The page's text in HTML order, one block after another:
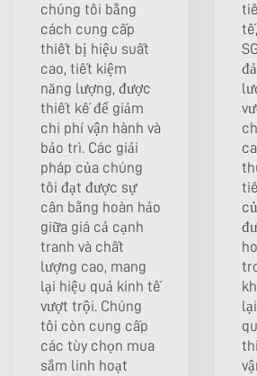
chúng tôi bằng
cách cung cấp
thiết bị hiệu suất
cao, tiết kiệm
năng lượng, được
thiết kế để giảm
chi phí vận hành và
bảo trì. Các giải
pháp của chúng
tôi đạt được sự
cân bằng hoàn hảo
giữa giá cả cạnh
tranh và chất
lượng cao, mang
lại hiệu quả kinh tế
vượt trội. Chúng
tôi còn cung cấp
các tùy chọn mua
sắm linh hoạt